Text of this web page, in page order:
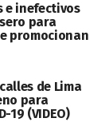
e inefectivos
para
promocionan
de Lima
para
19 (VIDEO)